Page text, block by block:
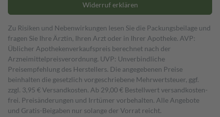
Widerruf erklären
Zu Risiken und Nebenwirkungen lesen Sie die Packungsbeilage und
fragen Sie Ihre Ärztin, Ihren Arzt oder in Ihrer Apotheke. AVP:
Üblicher Apothekenverkaufspreis berechnet nach der
Arzneimittelpreisverordnung. UVP: Unverbindliche
Preisempfehlung des Herstellers. Die angegebenen Preise
beinhalten die gesetzlich vorgeschriebene Mehrwertsteuer, ggf.
zzgl. 3,95 € Versandkosten. Ab 29,00 € Bestell­wert versand­kosten­
frei. Preisänderungen und Irrtümer vorbehalten. Alle Angebote
und Gratis-Beigaben nur solange der Vorrat reicht.